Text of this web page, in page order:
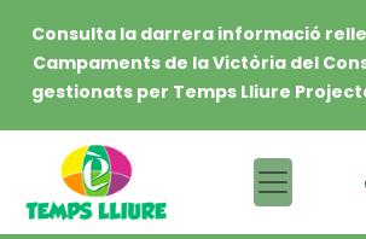
Consulta la darrera informació
Campaments de la Victòria del
gestionats per Temps Lliure